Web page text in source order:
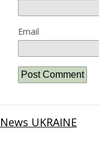
Email
News UKRAINE